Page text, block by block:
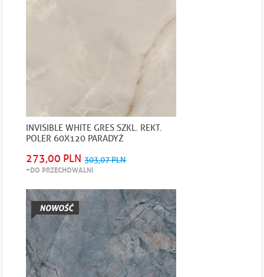
INVISIBLE WHITE GRES SZKL. REKT.
POLER 60X120 PARADYŻ
273,00 PLN 303,07 PLN
+DO PRZECHOWALNI